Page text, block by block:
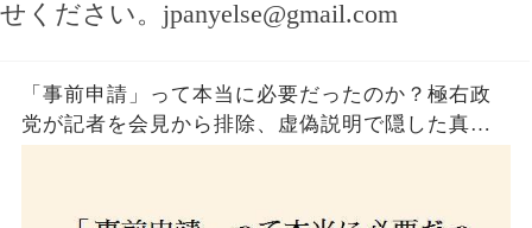
せください。 jpanyelse@gmail.com
「事前申請」って本当に必要だったのか？極右政
党が記者を会見から排除、虚偽説明で隠した真実